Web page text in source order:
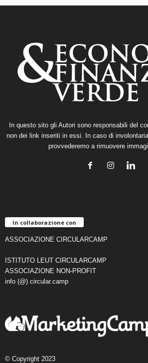
In questo sito gli Autori sono responsabili del
non dei link inseriti in essi. In caso di
provvederemo a rimuovere
In collaborazione con
ASSOCIAZIONE CIRCULARCAMP
ISTITUTO LEUT CIRCULARCAMP
ASSOCIAZIONE NON-PROFIT
info (@) circular.camp
© Copyright 2023